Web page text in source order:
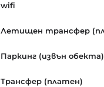
wifi
Паркинг (извън обекта)
Трансфер (платен)